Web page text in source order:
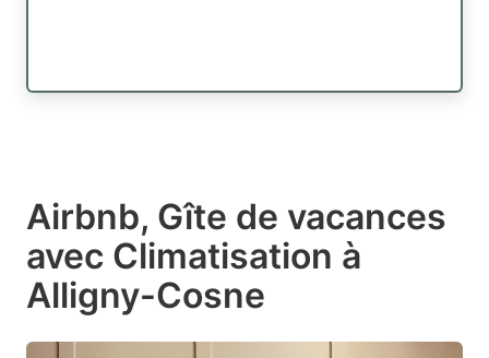
Airbnb, Gîte de vacances
avec Climatisation à
Alligny-Cosne